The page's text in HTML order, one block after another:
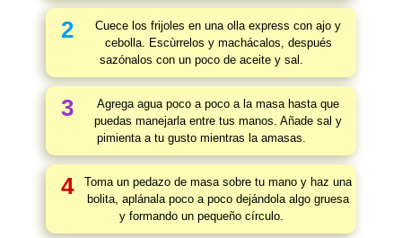
2
Cuece los frijoles en una olla express con ajo y
cebolla. Escùrrelos y machácalos, después
sazónalos con un poco de aceite y sal.
3
Agrega agua poco a poco a la masa hasta que
puedas manejarla entre tus manos. Añade sal y
pimienta a tu gusto mientras la amasas.
4
Toma un pedazo de masa sobre tu mano y haz una
bolita, aplánala poco a poco dejándola algo gruesa
y formando un pequeño círculo.